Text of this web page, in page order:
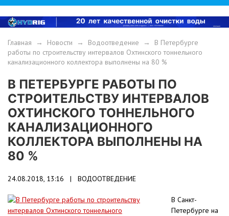
Главная → Новости → Водоотведение → В Петербурге
работы по строительству интервалов Охтинского тоннельного
канализационного коллектора выполнены на 80 %
В ПЕТЕРБУРГЕ РАБОТЫ ПО
СТРОИТЕЛЬСТВУ ИНТЕРВАЛОВ
ОХТИНСКОГО ТОННЕЛЬНОГО
КАНАЛИЗАЦИОННОГО
КОЛЛЕКТОРА ВЫПОЛНЕНЫ НА
80 %
24.08.2018, 13:16 | ВОДООТВЕДЕНИЕ
В Санкт-
Петербурге на